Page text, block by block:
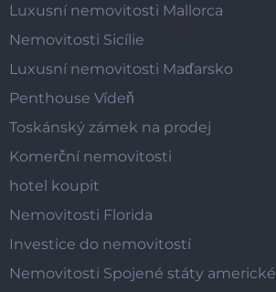
Luxusní nemovitosti Mallorca
Nemovitosti Sicílie
Luxusní nemovitosti Maďarsko
Penthouse Vídeň
Toskánský zámek na prodej
Komerční nemovitosti
hotel koupit
Nemovitosti Florida
Investice do nemovitostí
Nemovitosti Spojené státy americké